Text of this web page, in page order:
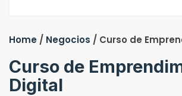
Home / Negocios / Curso de
Curso de
Digital